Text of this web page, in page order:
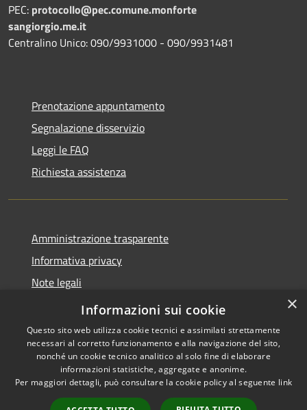
PEC: protocollo@pec.comune.monforte
sangiorgio.me.it
Centralino Unico: 090/9931000 - 090/9931481
Prenotazione appuntamento
Segnalazione disservizio
Leggi le FAQ
Richiesta assistenza
Amministrazione trasparente
Informativa privacy
Note legali
Dichiarazione di accessibilità
Accessibilità
Copyright © 2026 • Comune di
Monforte San Giorgio •
Powered byMunicipium
×
Informazioni sui cookie
Questo sito web utilizza cookie tecnici e assimilati strettamente
necessari al corretto funzionamento e alla navigazione del sito,
nonché un cookie tecnico analitico al solo fine di elaborare
informazioni statistiche, aggregate e anonime.
Per maggiori dettagli, può consultare la cookie policy al seguente link